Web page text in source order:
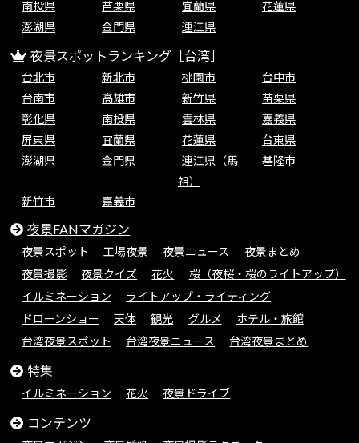
南投県
苗栗県 宜蘭県
花蓮県
澎湖県
金門県 連江県
夜景スポットランキング［台湾］
台北市 新北市 桃園市
台中市
台南市
高雄市 新竹県
苗栗県
彰化県
南投県 雲林県
嘉義県
屏東県
宜蘭県 花蓮県
台東県
澎湖県
金門県
連江県（馬
祖）
基隆市
新竹市 嘉義市
夜景FANマガジン
夜景スポット 工場夜景 夜景ニュース
夜景まとめ
夜景撮影
夜景クイズ 花火
桜（夜桜・桜のライトアップ）
イルミネーション
ライトアップ・ライティング
ドローンショー
天体 観光 グルメ
ホテル・旅館
台湾夜景スポット
台湾夜景ニュース 台湾夜景まとめ
特集
イルミネーション 花火 夜景ドライブ
コンテンツ